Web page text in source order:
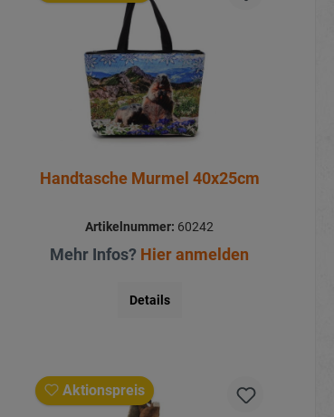
Handtasche Murmel 40x25cm
Artikelnummer: 60242
Mehr Infos? Hier anmelden
Details
Aktionspreis